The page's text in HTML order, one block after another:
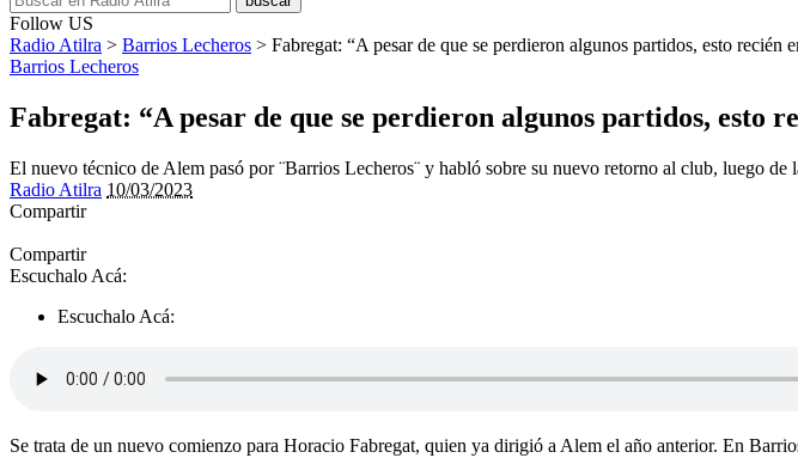
Follow US
Radio Atilra > Barrios Lecheros > Fabregat: “A pesar de que se perdieron algunos partidos, esto recién
Barrios Lecheros
Fabregat: “A pesar de que se perdieron algunos partidos, esto
El nuevo técnico de Alem pasó por ¨Barrios Lecheros¨ y habló sobre su nuevo retorno al club, luego
Radio Atilra 10/03/2023
Compartir
Compartir
Escuchalo Acá:
Escuchalo Acá:
Se trata de un nuevo comienzo para Horacio Fabregat, quien ya dirigió a Alem el año anterior. En